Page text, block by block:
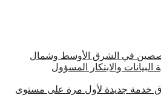
في الشرق الأوسط وشمال
البيانات والابتكار المسؤول
خدمة جديدة لأول مرة على مستوى